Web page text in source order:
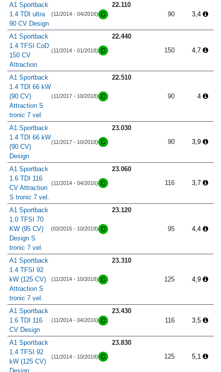
A1 Sportback
1.4 TDI ultra
90 CV Design
(11/2014 - 04/2016)
22.110
90
3,4
A1 Sportback
1.4 TFSI CoD
150 CV
Attraction
(11/2014 - 01/2018)
22.440
150
4,7
A1 Sportback
1.4 TDI 66 kW
(90 CV)
Attraction S
tronic 7 vel.
(11/2017 - 10/2018)
22.510
90 4
A1 Sportback
1.4 TDI 66 kW
(90 CV)
Design
(11/2017 - 10/2018)
23.030
90
3,9
A1 Sportback
1.6 TDI 116
CV Attraction
S tronic 7 vel.
(11/2014 - 04/2016)
23.060
116
3,7
A1 Sportback
1.0 TFSI 70
KW (95 CV)
Design S
tronic 7 vel.
(03/2015 - 10/2018)
23.120
95 4,4
A1 Sportback
1.4 TFSI 92
kW (125 CV)
Attraction S
tronic 7 vel.
(11/2014 - 10/2018)
23.310
125 4,9
A1 Sportback
1.6 TDI 116
CV Design
(11/2014 - 04/2016)
23.430
116
3,5
A1 Sportback
1.4 TFSI 92
kW (125 CV)
(11/2014 - 10/2018)
23.830
125
5,1